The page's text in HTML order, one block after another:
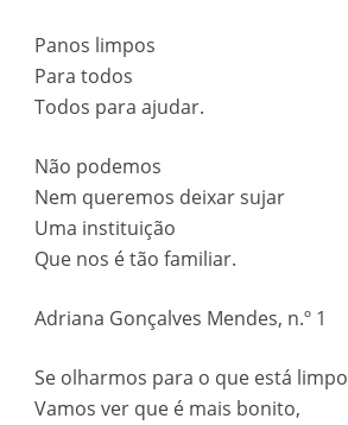
Panos limpos
Para todos
Todos para ajudar.
Não podemos
Nem queremos deixar sujar
Uma instituição
Que nos é tão familiar.
Adriana Gonçalves Mendes, n.º 1
Se olharmos para o que está limpo
Vamos ver que é mais bonito,